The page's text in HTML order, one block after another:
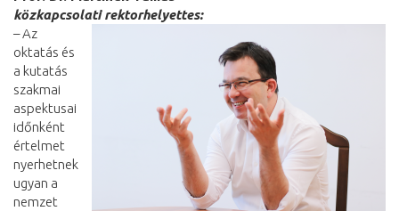
közkapcsolati rektorhelyettes:
– Az
oktatás és
a kutatás
szakmai
aspektusai
időnként
értelmet
nyerhetnek
ugyan a
nemzet